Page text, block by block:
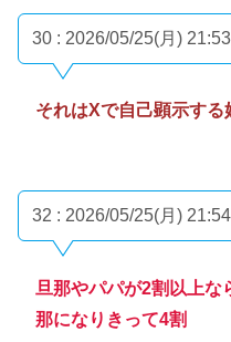
30 : 2026/05/25(月)
それはXで自己顕示する
32 : 2026/05/25(月)
旦那やパパが2割以上な
那になりきって4割